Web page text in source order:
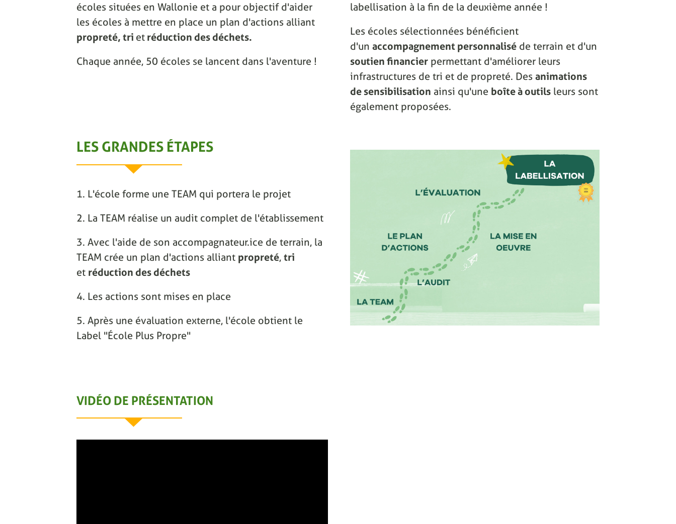
écoles situées en Wallonie et a pour objectif d'aider
les écoles à mettre en place un plan d'actions alliant
propreté, tri et réduction des déchets.
Chaque année, 50 écoles se lancent dans l'aventure !
labellisation à la fin de la deuxième année !
Les écoles sélectionnées bénéficient
d'un accompagnement personnalisé de terrain et d'un
soutien financier permettant d'améliorer leurs
infrastructures de tri et de propreté. Des animations
de sensibilisation ainsi qu'une boîte à outils leurs sont
également proposées.
LES GRANDES ÉTAPES
1. L'école forme une TEAM qui portera le projet
2. La TEAM réalise un audit complet de l'établissement
3. Avec l'aide de son accompagnateur.ice de terrain, la
TEAM crée un plan d'actions alliant propreté, tri
et réduction des déchets
4. Les actions sont mises en place
5. Après une évaluation externe, l'école obtient le
Label "École Plus Propre"
VIDÉO DE PRÉSENTATION